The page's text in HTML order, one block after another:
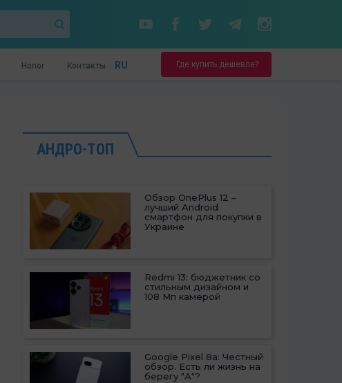
Honor Контакты RU Где купить дешевле?
АНДРО-ТОП
Обзор OnePlus 12 –
лучший Android
смартфон для покупки в
Украине
Redmi 13: бюджетник со
стильным дизайном и
108 Мп камерой
Google Pixel 8a: Честный
обзор. Есть ли жизнь на
берегу "А"?